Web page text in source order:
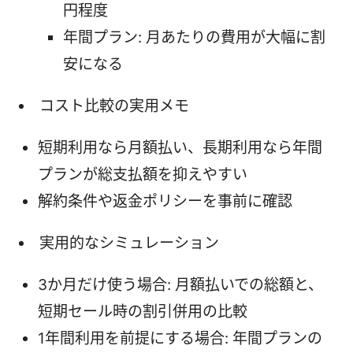
円程度
年間プラン: 月あたりの費用が大幅に割
安になる
コスト比較の実用メモ
短期利用なら月額払い、長期利用なら年間
プランが総支払額を抑えやすい
解約条件や返金ポリシーを事前に確認
実用的なシミュレーション
3か月だけ使う場合: 月額払いでの総額と、
短期セール時の割引併用の比較
1年間利用を前提にする場合: 年間プランの